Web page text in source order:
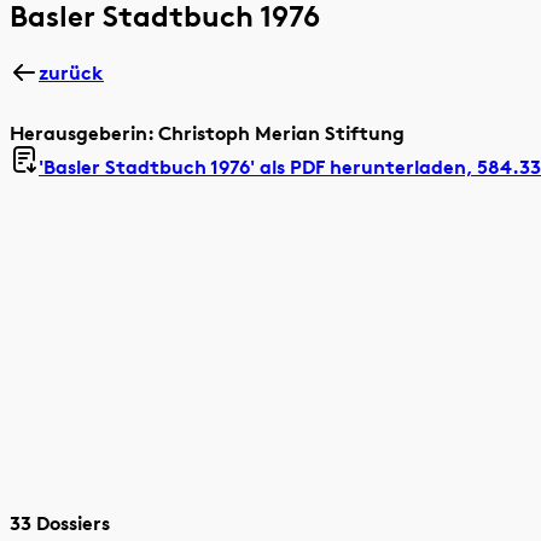
Basler Stadtbuch 1976
zurück
Herausgeberin: Christoph Merian Stiftung
'Basler Stadtbuch 1976' als PDF herunterladen,
33 Dossiers